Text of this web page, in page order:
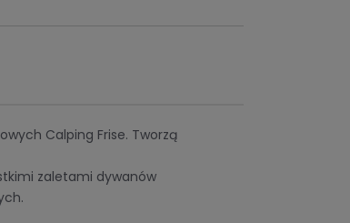
Calping Frise. Tworzą
zaletami dywanów